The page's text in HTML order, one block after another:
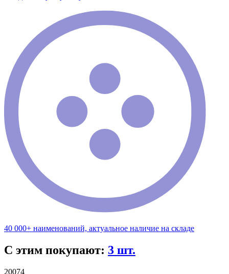
40 000+ наименований, актуальное наличие на складе
С этим покупают: 3 шт.
20074